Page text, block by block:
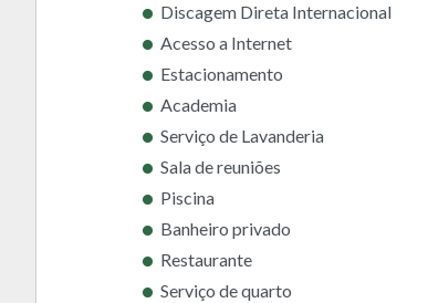
Discagem Direta Internacional
Acesso a Internet
Estacionamento
Academia
Serviço de Lavanderia
Sala de reuniões
Piscina
Banheiro privado
Restaurante
Serviço de quarto